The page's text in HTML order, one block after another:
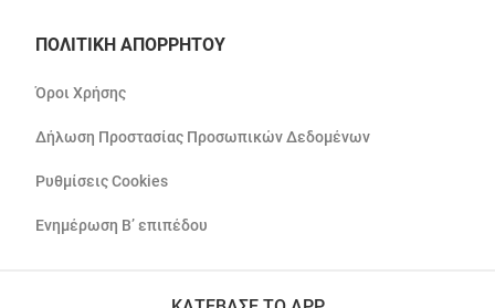
ΠΟΛΙΤΙΚΗ ΑΠΟΡΡΗΤΟΥ
Όροι Χρήσης
Δήλωση Προστασίας Προσωπικών Δεδομένων
Ρυθμίσεις Cookies
Ενημέρωση Β’ επιπέδου